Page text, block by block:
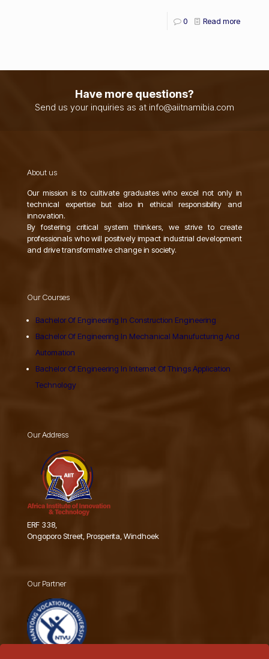
0 Read more
Have more questions?
Send us your inquiries as at info@aiitnamibia.com
About us
Our mission is to cultivate graduates who excel not only in
technical expertise but also in ethical responsibility and
innovation.
By fostering critical system thinkers, we strive to create
professionals who will positively impact industrial development
and drive transformative change in society.
Our Courses
Bachelor Of Engineering In Construction Engineering
Bachelor Of Engineering In Mechanical Manufucturing And
Automation
Bachelor Of Engineering In Internet Of Things Application
Technology
Our Address
ERF 338,
Ongoporo Street, Prosperita, Windhoek
Our Partner